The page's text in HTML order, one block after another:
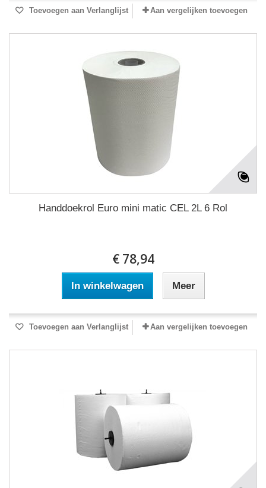
Toevoegen aan Verlanglijst Aan vergelijken toevoegen
Handdoekrol Euro mini matic CEL 2L 6 Rol
€ 78,94
In winkelwagen Meer
Toevoegen aan Verlanglijst Aan vergelijken toevoegen